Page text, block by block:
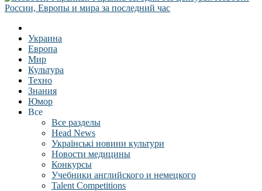
Украина
Европа
Мир
Культура
Техно
Знания
Юмор
Все
Все разделы
Head News
Українські новини культури
Новости медицины
Конкурсы
Учебники английского и немецкого
Talent Competitions